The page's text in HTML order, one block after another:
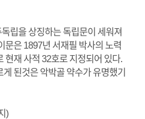
립을 상징하는 독립문이 세워져
문은 1897년 서재필 박사의 노력
현재 사적 32호로 지정되어 있다.
된것은 악박골 약수가 유명했기
)